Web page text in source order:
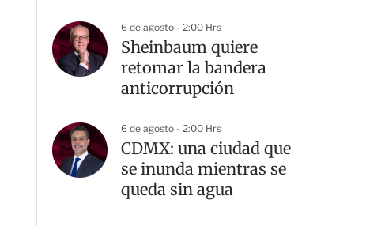
6 de agosto - 2:00 Hrs
Sheinbaum quiere
retomar la bandera
anticorrupción
6 de agosto - 2:00 Hrs
CDMX: una ciudad que
se inunda mientras se
queda sin agua